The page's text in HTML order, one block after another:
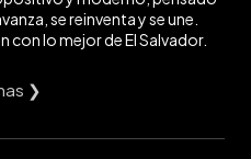
se reinventa y se une.
lo mejor de El Salvador.
❯